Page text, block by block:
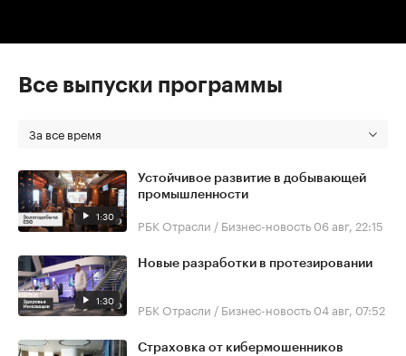
Все выпуски программы
За все время
1:30
Устойчивое развитие в добывающей
промышленности
РБК Отрасли / Бизнес-новость 06 авг, 22:15
1:30
Новые разработки в протезировании
РБК Отрасли / Бизнес-новость 04 авг, 07:52
Страховка от кибермошенников